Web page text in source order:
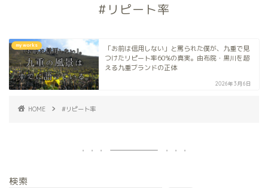
#リピート率
my works
「お前は信用しない」と罵られた僕が、九重で見
つけたリピート率60%の真実。由布院・黒川を超
える九重ブランドの正体
2026年3月6日
HOME #リピート率
検索